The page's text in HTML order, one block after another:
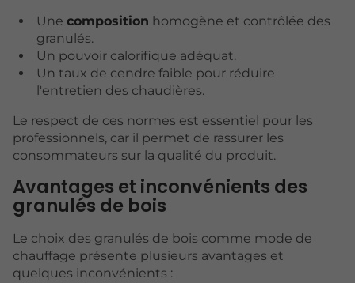
Une composition homogène et contrôlée des
granulés.
Un pouvoir calorifique adéquat.
Un taux de cendre faible pour réduire
l'entretien des chaudières.
Le respect de ces normes est essentiel pour les
professionnels, car il permet de rassurer les
consommateurs sur la qualité du produit.
Avantages et inconvénients des
granulés de bois
Le choix des granulés de bois comme mode de
chauffage présente plusieurs avantages et
quelques inconvénients :